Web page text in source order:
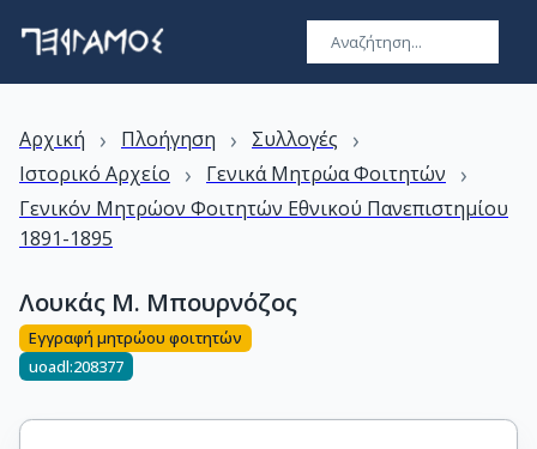
Αρχική › Πλοήγηση › Συλλογές ›
Ιστορικό Αρχείο › Γενικά Μητρώα Φοιτητών ›
Γενικόν Μητρώον Φοιτητών Εθνικού Πανεπιστημίου
1891-1895
Λουκάς Μ. Μπουρνόζος
Εγγραφή μητρώου φοιτητών
uoadl:208377